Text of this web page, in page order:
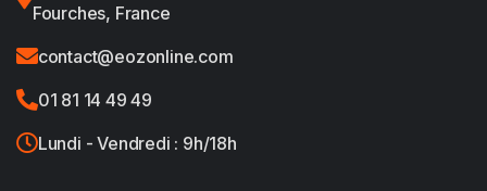
Fourches, France
contact@eozonline.com
01 81 14 49 49
Lundi - Vendredi : 9h/18h